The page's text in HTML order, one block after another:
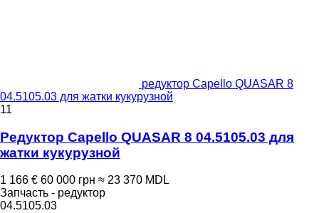
редуктор Capello QUASAR 8
04.5105.03 для жатки кукурузной
11
Редуктор Capello QUASAR 8 04.5105.03 для
жатки кукурузной
1 166 € 60 000 грн ≈ 23 370 MDL
Запчасть - редуктор
04.5105.03